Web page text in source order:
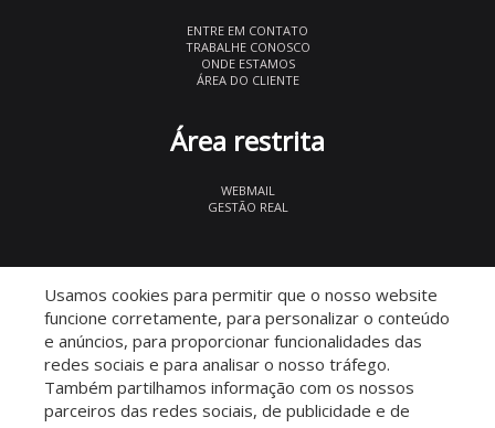
ENTRE EM CONTATO
TRABALHE CONOSCO
ONDE ESTAMOS
ÁREA DO CLIENTE
Área restrita
WEBMAIL
GESTÃO REAL
Usamos cookies para permitir que o nosso website
funcione corretamente, para personalizar o conteúdo
e anúncios, para proporcionar funcionalidades das
redes sociais e para analisar o nosso tráfego.
Também partilhamos informação com os nossos
parceiros das redes sociais, de publicidade e de